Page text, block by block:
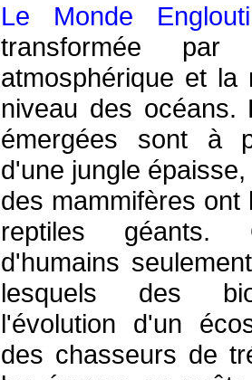
Le Monde Englouti
transformée par
atmosphérique et la
niveau des océans.
émergées sont à
d'une jungle
des mammifères
reptiles géants.
d'humains
lesquels des
l'évolution d'un
des chasseurs de